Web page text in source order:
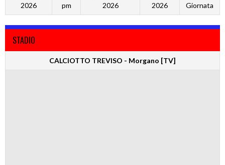
2026
pm
2026
2026
Giornata
STADIO
CALCIOTTO TREVISO - Morgano [TV]